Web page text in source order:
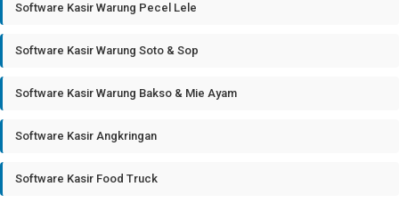
Software Kasir Warung Pecel Lele
Software Kasir Warung Soto & Sop
Software Kasir Warung Bakso & Mie Ayam
Software Kasir Angkringan
Software Kasir Food Truck